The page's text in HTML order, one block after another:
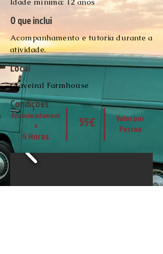
O que inclui
Acompanhamento e tutoria durante a
atividade.
Condições
Local
Craveiral Farmhouse
Aproximadament
e
4 Horas
55€
Valor por
Pessoa